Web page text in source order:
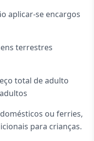
aplicar-se encargos
terrestres
total de adulto
ou ferries,
para crianças.